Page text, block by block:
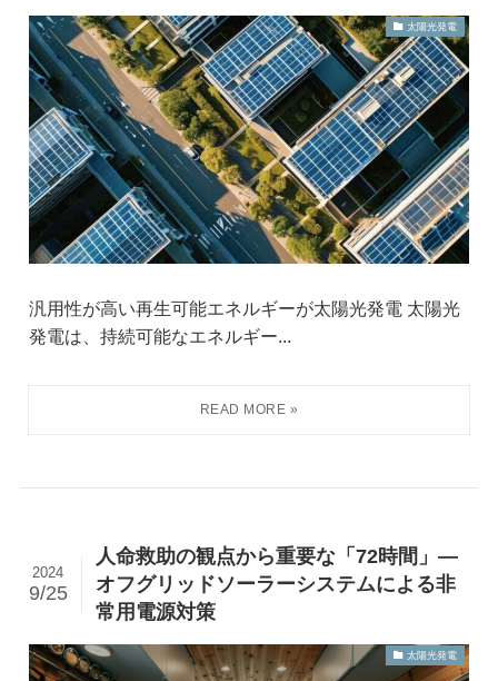
太陽光発電
汎用性が高い再生可能エネルギーが太陽光発電 太陽光
発電は、持続可能なエネルギー...
人命救助の観点から重要な「72時間」—
オフグリッドソーラーシステムによる非
常用電源対策
2024
9/25
太陽光発電